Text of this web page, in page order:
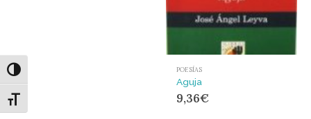
Alternar alto contraste
Alternar tamaño de letra
POESÍAS
Aguja
9,36€